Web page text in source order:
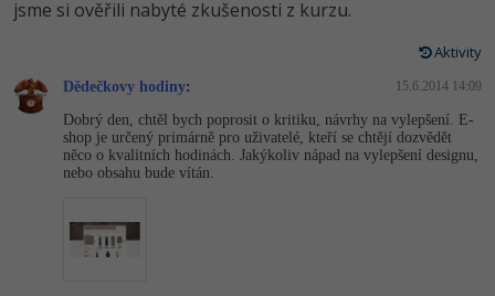
WordPress specialista
SEO specialista
Umělá inteligence (AI)
Pro děti
Fórum
Windows
Linux
Kybernetická bezpečnost
Příběhy absolventů
jsme si ověřili nabyté zkušenosti z kurzu.
Aktivity
Dědečkovy hodiny: 15.6.2014 14:09
Dobrý den, chtěl bych poprosit o kritiku, návrhy na vylepšení. E-
shop je určený primárně pro uživatelé, kteří se chtějí dozvědět
něco o kvalitních hodinách. Jakýkoliv nápad na vylepšení designu,
nebo obsahu bude vítán.